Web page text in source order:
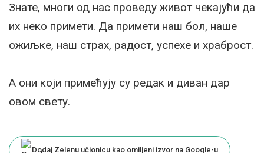
Знате, многи од нас проведу живот чекајући да
их неко примети. Да примети наш бол, наше
ожиљке, наш страх, радост, успехе и храброст.
А они који примећују су редак и диван дар
овом свету.
Dodaj Zelenu učionicu kao omiljeni izvor na Google-u